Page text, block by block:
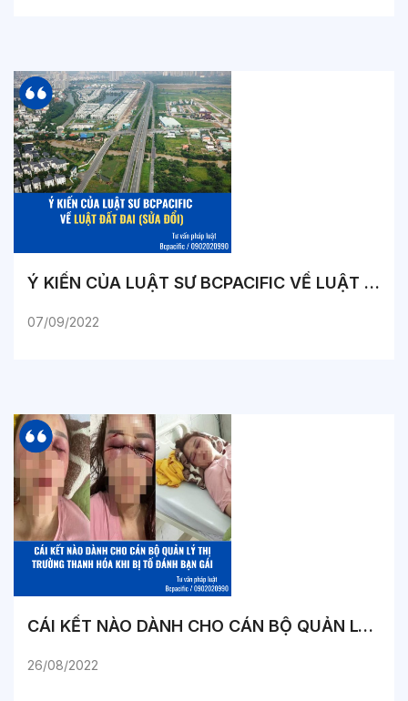
Ý KIẾN CỦA LUẬT SƯ BCPACIFIC VỀ LUẬT ĐẤT ĐAI (SỬA ĐỔI)
07/09/2022
CÁI KẾT NÀO DÀNH CHO CÁN BỘ QUẢN LÝ THỊ TRƯỜNG THANH HÓA KHI BỊ TỐ ĐÁNH BẠN GÁI
26/08/2022